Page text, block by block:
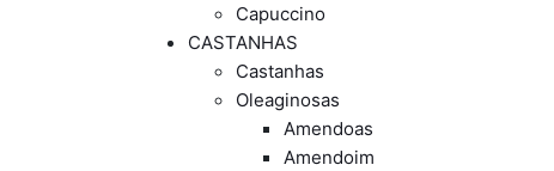
Capuccino
CASTANHAS
Castanhas
Oleaginosas
Amendoas
Amendoim